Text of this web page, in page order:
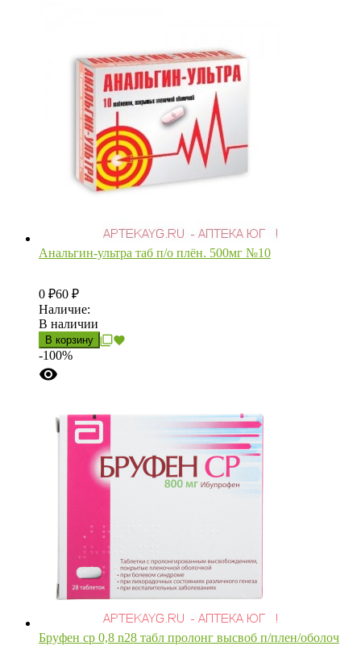
Анальгин-ультра таб п/о плён. 500мг №10
0 ₽60 ₽
Наличие:
В наличии
В корзину
-100%
Бруфен ср 0,8 n28 табл пролонг высвоб п/плен/оболоч